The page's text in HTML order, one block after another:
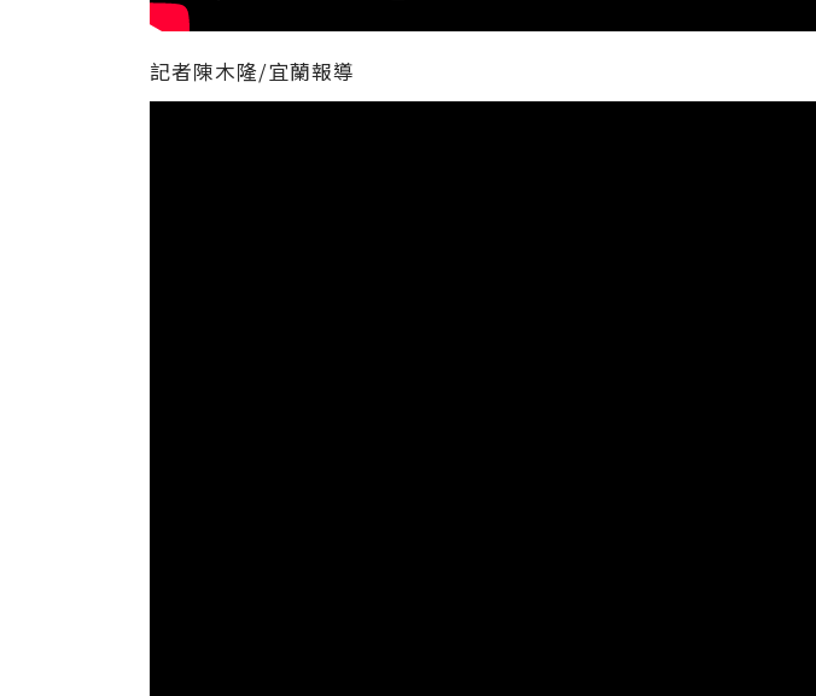
記者陳木隆/宜蘭報導